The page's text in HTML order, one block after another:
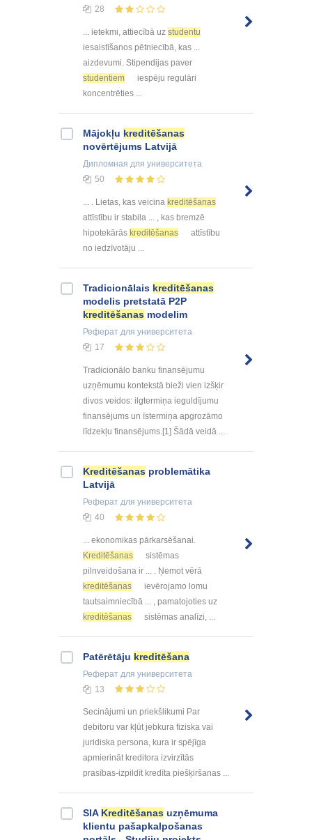
28
... ietekmi, attiecībā uz studentu
iesaistīšanos pētniecībā, kas ...
aizdevumi. Stipendijas paver
studentiem
iespēju regulāri
koncentrēties ...
Mājokļu kreditēšanas
novērtējums Latvijā
Дипломная для университета
50
... . Lietas, kas veicina kreditēšanas
attīstību ir stabila ... , kas bremzē
hipotekārās kreditēšanas
attīstību
no iedzīvotāju ...
Tradicionālais kreditēšanas
modelis pretstatā P2P
kreditēšanas modelim
Реферат для университета
17
Tradicionālo banku finansējumu
uzņēmumu kontekstā bieži vien izšķir
divos veidos: ilgtermiņa ieguldījumu
finansējums un īstermiņa apgrozāmo
līdzekļu finansējums.[1] Šādā veidā ...
Kreditēšanas problemātika
Latvijā
Реферат для университета
40
... ekonomikas pārkarsēšanai.
Kreditēšanas
sistēmas
pilnveidošana ir ... . Ņemot vērā
kreditēšanas
ievērojamo lomu
tautsaimniecībā ... , pamatojoties uz
kreditēšanas
sistēmas analīzi, ...
Patērētāju kreditēšana
Реферат для университета
13
Secinājumi un priekšlikumi Par
debitoru var kļūt jebkura fiziska vai
juridiska persona, kura ir spējīga
apmierināt kreditora izvirzītās
prasības-izpildīt kredīta piešķiršanas ...
SIA Kreditēšanas uzņēmuma
klientu pašapkalpošanas